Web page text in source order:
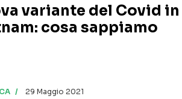
variante del Covid in
cosa sappiamo
29 Maggio 2021